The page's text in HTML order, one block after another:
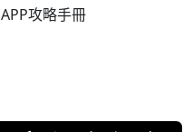
APP攻略手冊